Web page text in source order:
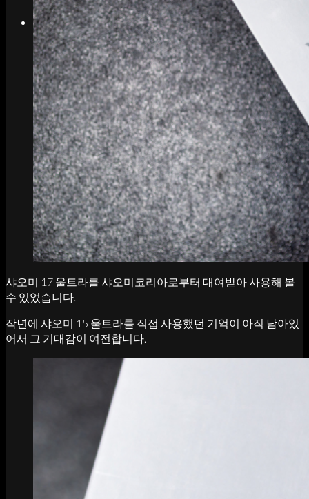
Link to Instagram
샤오미 17 울트라를 샤오미코리아로부터 대여받아 사용해 볼
수 있었습니다.
작년에 샤오미 15 울트라를 직접 사용했던 기억이 아직 남아있
어서 그 기대감이 여전합니다.